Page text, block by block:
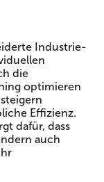
Industrie-
die
optimieren
Effizienz.
dafür, dass
auch